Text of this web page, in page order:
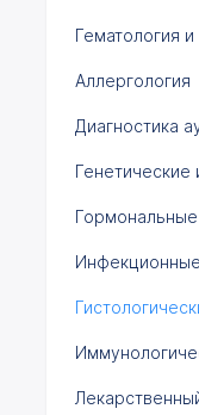
Гематология
Аллергология
Диагностика
Генетические